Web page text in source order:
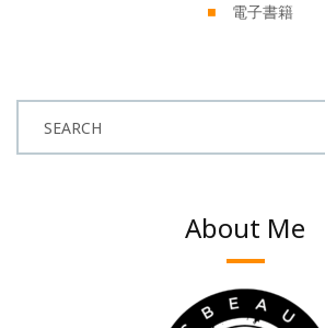
電子書籍
SEARCH
About Me